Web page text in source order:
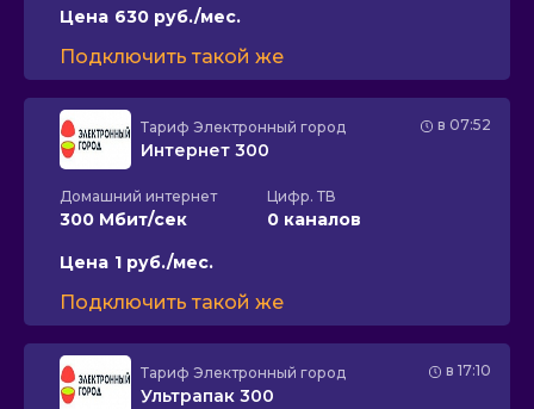
Цена 630 руб./мес.
Подключить такой же
в 07:52
Тариф Электронный город
Интернет 300
Домашний интернет
300 Мбит/сек
Цифр. ТВ
0 каналов
Цена 1 руб./мес.
Подключить такой же
в 17:10
Тариф Электронный город
Ультрапак 300